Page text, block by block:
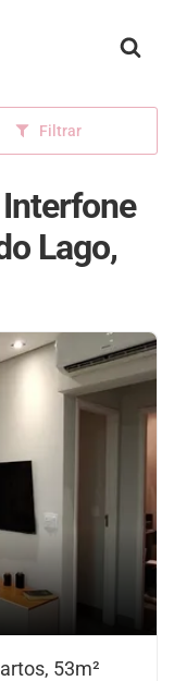
Filtrar
Lago,
53m²